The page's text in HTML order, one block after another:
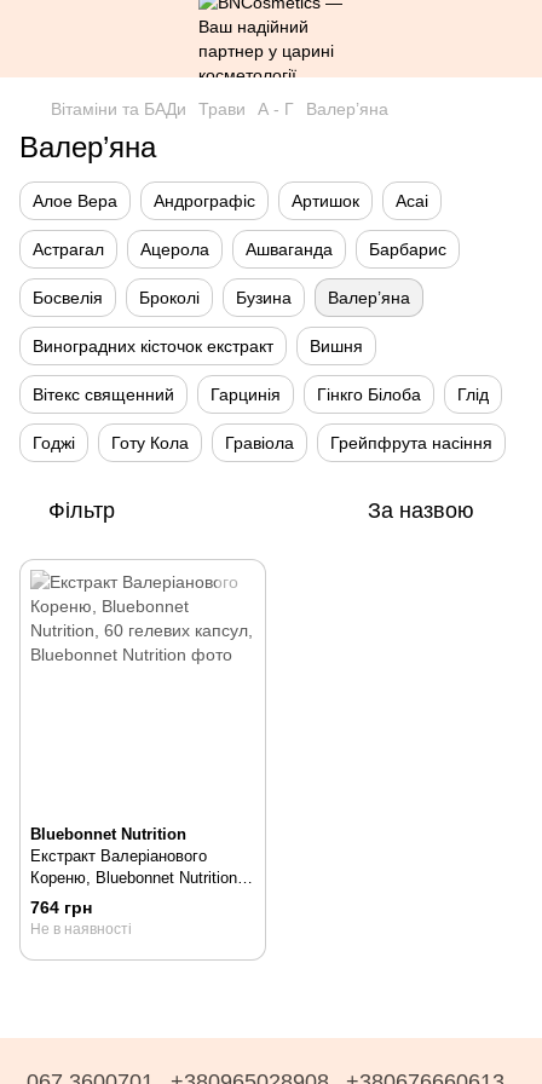
Вітаміни та БАДи Трави А - Г Валер’яна
Валер’яна
Алое Вера Андрографіс Артишок Асаі
Астрагал Ацерола Ашваганда Барбарис
Босвелія Броколі Бузина Валер’яна
Виноградних кісточок екстракт Вишня
Вітекс священний Гарцинія Гінкго Білоба Глід
Годжі Готу Кола Гравіола Грейпфрута насіння
Фільтр За назвою
Bluebonnet Nutrition
Екстракт Валеріанового
Кореню, Bluebonnet Nutrition,
60 гелевих капсул, 60 шт
764 грн
Не в наявності